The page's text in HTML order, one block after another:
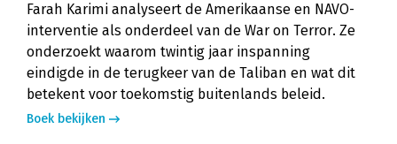
Farah Karimi analyseert de Amerikaanse en NAVO-
interventie als onderdeel van de War on Terror. Ze
onderzoekt waarom twintig jaar inspanning
eindigde in de terugkeer van de Taliban en wat dit
betekent voor toekomstig buitenlands beleid.
Boek bekijken